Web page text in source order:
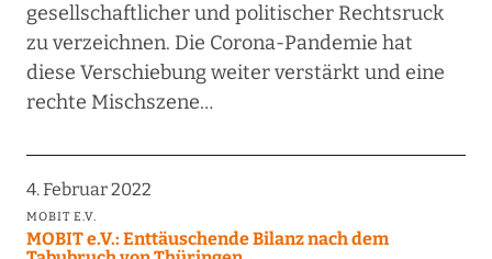
gesellschaftlicher und politischer Rechtsruck
zu verzeichnen. Die Corona-Pandemie hat
diese Verschiebung weiter verstärkt und eine
rechte Mischszene…
4. Februar 2022
MOBIT E.V.
MOBIT e.V.: Enttäuschende Bilanz nach dem